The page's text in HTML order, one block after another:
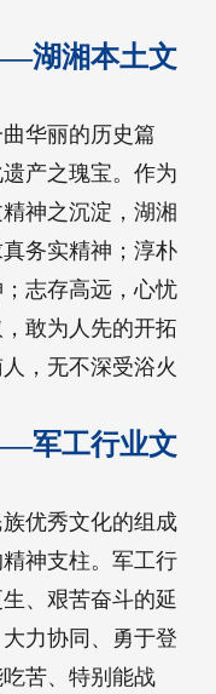
湖湘本土文
华丽的历史篇
产之瑰宝。作为
神之沉淀，湖湘
务实精神；淳朴
志存高远，心忧
敢为人先的开拓
，无不深受浴火
军工行业文
优秀文化的组成
神支柱。军工行
、艰苦奋斗的延
力协同、勇于登
苦、特别能战